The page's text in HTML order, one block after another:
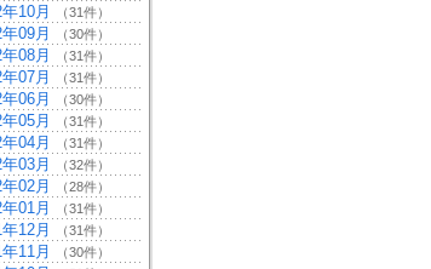
10月 （31件）
09月 （30件）
08月 （31件）
07月 （31件）
06月 （30件）
05月 （31件）
04月 （31件）
03月 （32件）
02月 （28件）
01月 （31件）
12月 （31件）
11月 （30件）